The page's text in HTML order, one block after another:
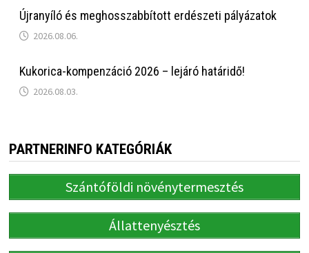
Újranyíló és meghosszabbított erdészeti pályázatok
2026.08.06.
Kukorica-kompenzáció 2026 – lejáró határidő!
2026.08.03.
PARTNERINFO KATEGÓRIÁK
Szántóföldi növénytermesztés
Állattenyésztés